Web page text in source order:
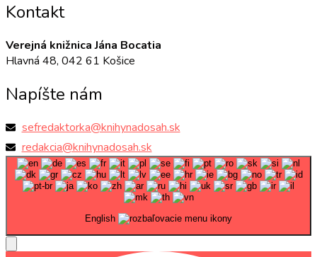
Kontakt
Verejná knižnica Jána Bocatia
Hlavná 48, 042 61 Košice
Napíšte nám
sefredaktorka@knihynadosah.sk
redakcia@knihynadosah.sk
English